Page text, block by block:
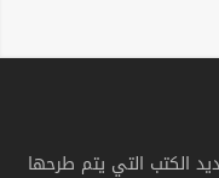
الكتب التي يتم طرحها